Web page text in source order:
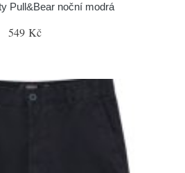
Pull&Bear noční modrá
549 Kč